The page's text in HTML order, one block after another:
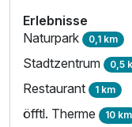
Erlebnisse
Naturpark 0,1 km
Stadtzentrum 0,5
Restaurant 1 km
öfftl. Therme 10 km